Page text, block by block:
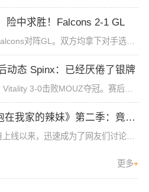
险中求胜！Falcons 2-1 GL
IEM达拉斯 2025 1 4决赛，Falcons对阵GL。双方均拿下对手选图，来到图三，沉寂了一整个图二的NiKo找到状态帮助队伍在防守端拿下领先分数，TeSeS也成为了队伍第二火力输出点，频频拿下
动态 Spinx：已经厌倦了银牌
在本次IEM 达拉斯站决赛中，Vitality 3-0击败MOUZ夺冠。赛后双方选手们在社交平台上分享了自己的赛后感受。Robin Kool | ropz：IEM 达拉斯站冠军，能在这支队伍里真的很愉
【泪崩必看】《泡在我家的辣妹》第二季：竟然藏了这些超感人细节！
《泡在我家的辣妹》第二季自上线以来，迅速成为了网友们讨论的焦点。作为一部轻松幽默又充满温情的作品，它不仅仅满足了大家对浪漫爱情的期待，还在细节之处挖掘了深刻的情感内涵。尤其是第二季的剧情发展，不仅让人
更多+